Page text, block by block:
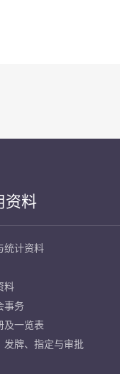
资料
统计资料
料
事务
及一览表
发牌、指定与审批